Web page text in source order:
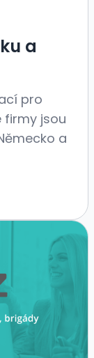
a
pro
firmy jsou
a